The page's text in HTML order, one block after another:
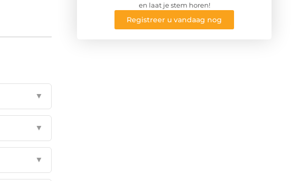
▼
▼
▼
en laat je stem horen!
Registreer u vandaag nog